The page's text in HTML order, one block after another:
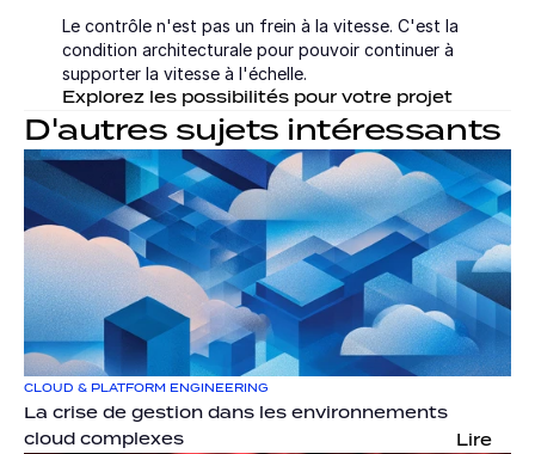
Le contrôle n'est pas un frein à la vitesse. C'est la
condition architecturale pour pouvoir continuer à
supporter la vitesse à l'échelle.
Explorez les possibilités pour votre projet
D'autres sujets intéressants
CLOUD & PLATFORM ENGINEERING
La crise de gestion dans les environnements
cloud complexes
Lire